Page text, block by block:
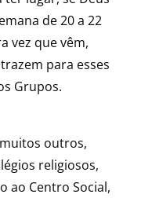
de 20 a 22
vez que vêm,
para esses
Grupos.
outros,
religiosos,
ao Centro Social,